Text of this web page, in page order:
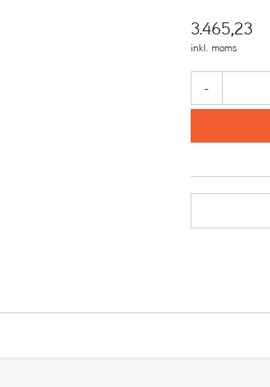
3.465,23
inkl. moms
-